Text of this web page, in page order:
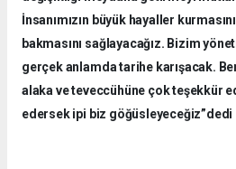
İnsanımızın büyük hayaller
bakmasını sağlayacağız. Bizim
gerçek anlamda tarihe karışacak.
alaka ve teveccühüne çok teşekkür
edersek ipi biz göğüsleyeceğiz”dedi